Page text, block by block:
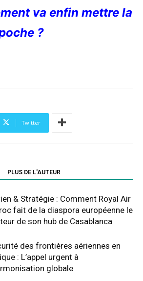
va enfin mettre la
?
Twitter
PLUS DE L'AUTEUR
& Stratégie : Comment Royal Air
fait de la diaspora européenne le
de son hub de Casablanca
des frontières aériennes en
: L’appel urgent à
globale